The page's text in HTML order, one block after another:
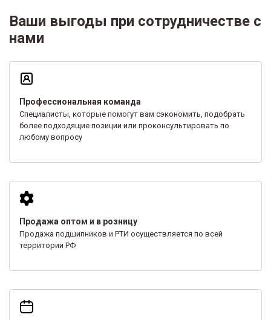
Ваши выгоды при сотрудничестве с
нами
Профессиональная команда
Специалисты, которые помогут вам сэкономить, подобрать
более подходящие позиции или проконсультировать по
любому вопросу
Продажа оптом и в розницу
Продажа подшипников и РТИ осуществляется по всей
территории РФ